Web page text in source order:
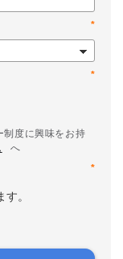
*
*
度に興味をお持
へ
*
。